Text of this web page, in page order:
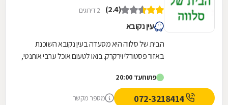
(2.4) 2 דירוגים
עין נקובא
הבית של סלווה היא מסעדה בעין נקובא השוכנת
באזור פסטורלי וירקרק. בואו לטעום אוכל ערבי אותנטי,
סלטים...
פתוחעד 20:00
072-3218414 מספר מקשר